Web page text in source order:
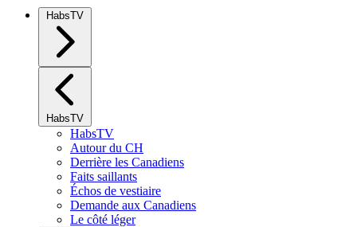
HabsTV
HabsTV
HabsTV
Autour du CH
Derrière les Canadiens
Faits saillants
Échos de vestiaire
Demande aux Canadiens
Le côté léger